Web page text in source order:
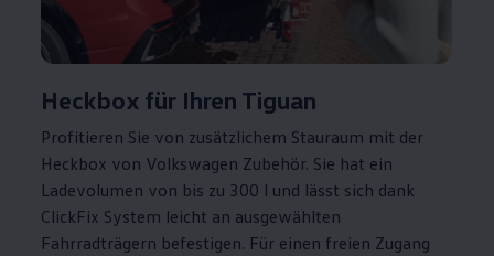
Heckbox für Ihren Tiguan
Profitieren Sie von zusätzlichem Stauraum mit der
Heckbox von Volkswagen Zubehör. Sie hat ein
Ladevolumen von bis zu 300 l und lässt sich dank
ClickFix System leicht an ausgewählten
Fahrradträgern befestigen. Für einen freien Zugang